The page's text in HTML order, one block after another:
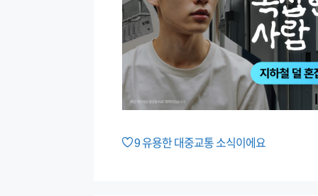
9유용한 대중교통 소식이에요